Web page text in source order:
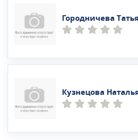
Городничева
Кузнецова